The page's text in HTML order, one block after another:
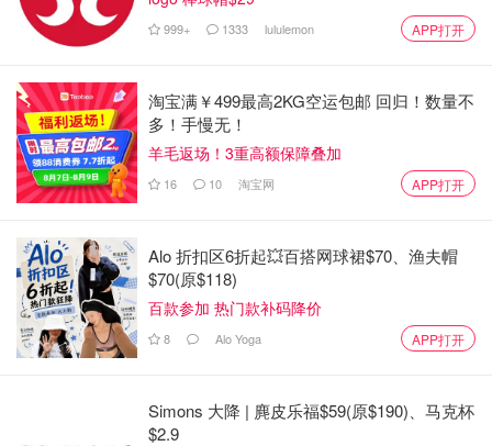
计。
家高级餐厅。作为行政主厨，他的招牌菜单以他所推崇的现
代意大利烹饪传统为重点，结合亚洲的影响，使用该国最优
质、本地和可持续的食材。
地址：440 College St, Toronto, ON M5T 1T3
Hexagon（Oakville）*新晋
999+ 1333 lululemon APP打开
淘宝满￥499最高2KG空运包邮 回归！数量不
多！手慢无！
羊毛返场！3重高额保障叠加
16 10 淘宝网 APP打开
Alo 折扣区6折起💥百搭网球裙$70、渔夫帽
$70(原$118)
百款参加 热门款补码降价
8 Alo Yoga APP打开
Simons 大降 | 麂皮乐福$59(原$190)、马克杯
$2.9